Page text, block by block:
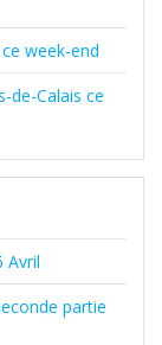
week-end
de-Calais ce
Avril
partie